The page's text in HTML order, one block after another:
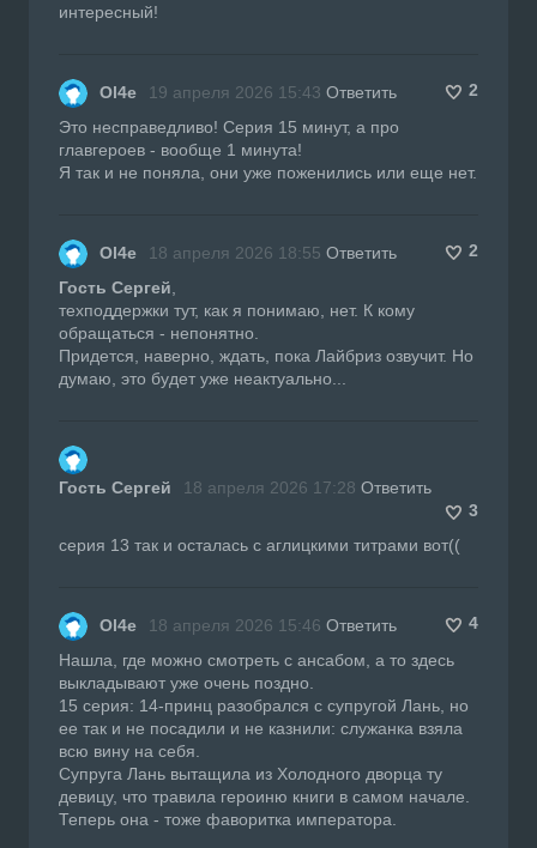
интересный!
Ol4e 19 апреля 2026 15:43 Ответить
2
Это несправедливо! Серия 15 минут, а про
главгероев - вообще 1 минута!
Я так и не поняла, они уже поженились или еще нет.
Ol4e 18 апреля 2026 18:55 Ответить
2
Гость Сергей
техподдержки тут, как я понимаю, нет. К кому
обращаться - непонятно.
Придется, наверно, ждать, пока Лайбриз озвучит. Но
думаю, это будет уже неактуально...
Гость Сергей 18 апреля 2026 17:28 Ответить
3
серия 13 так и осталась с аглицкими титрами вот((
Ol4e 18 апреля 2026 15:46 Ответить
4
Нашла, где можно смотреть с ансабом, а то здесь
выкладывают уже очень поздно.
15 серия: 14-принц разобрался с супругой Лань, но
ее так и не посадили и не казнили: служанка взяла
всю вину на себя.
Супруга Лань вытащила из Холодного дворца ту
девицу, что травила героиню книги в самом начале.
Теперь она - тоже фаворитка императора.